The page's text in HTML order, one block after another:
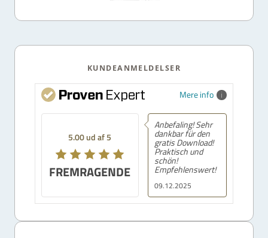
KUNDEANMELDELSER
Mere info
5.00 ud af 5
FREMRAGENDE
09.12.2025
Anbefaling! Sehr
dankbar für den
gratis Download!
Praktisch und
schön!
Empfehlenswert!